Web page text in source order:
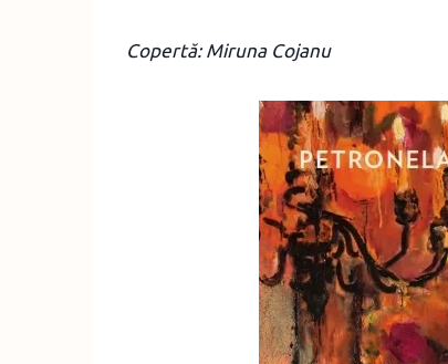
Copertă: Miruna Cojanu